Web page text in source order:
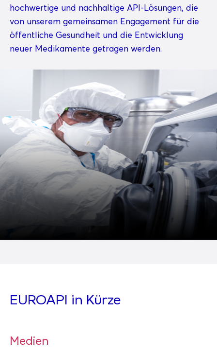
hochwertige und nachhaltige API-Lösungen, die
von unserem gemeinsamen Engagement für die
öffentliche Gesundheit und die Entwicklung
neuer Medikamente getragen werden.
EUROAPI in Kürze
Medien